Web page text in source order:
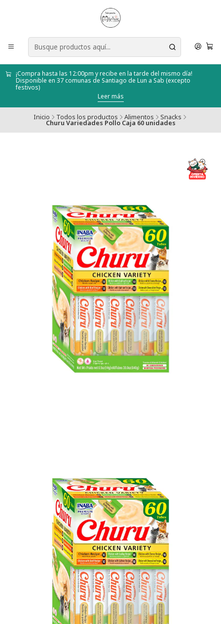
¡Compra hasta las 12:00pm y recibe en la tarde del mismo día!
Disponible en 37 comunas de Santiago de Lun a Sab (excepto
festivos)
Leer más
Inicio Todos los productos Alimentos Snacks
Churu Variedades Pollo Caja 60 unidades